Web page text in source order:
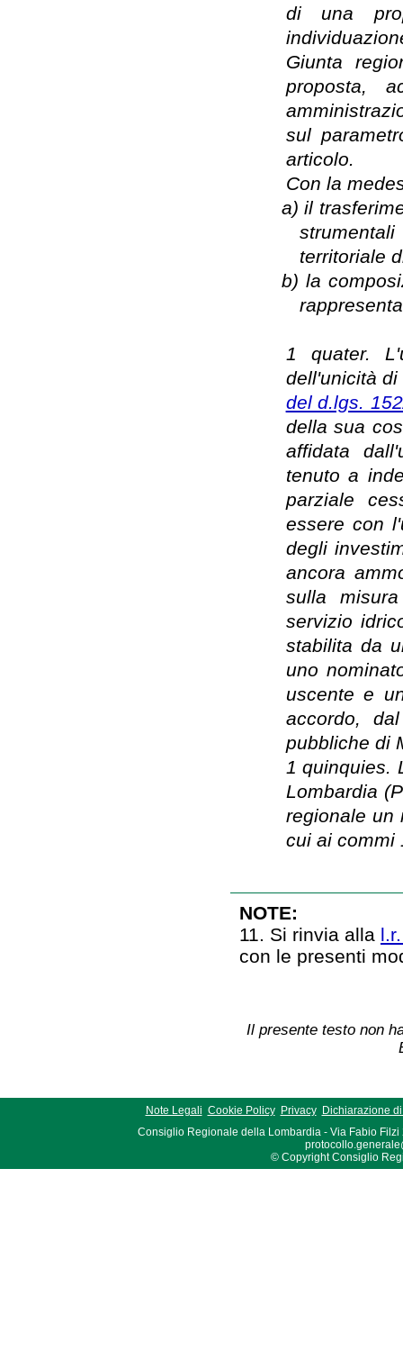
di una
Giunta
proposta,
sul
articolo.
Con la
a)il
territoriale
b) la
1 quater.
dell'unicità
del d.lgs.
della sua
affidata
tenuto a
parziale
essere con
degli
ancora
sulla
servizio
stabilita da
uno
uscente e
accordo,
pubbliche di
1 quinquies.
Lombardia
regionale un
cui ai commi
NOTE:
11. Si rinvia alla
con le presenti
Il presente testo non
Note Legali Cookie Policy Privacy
Dichiarazione
Consiglio Regionale della Lombardia - Via Fabio Filzi
© Copyright Consiglio